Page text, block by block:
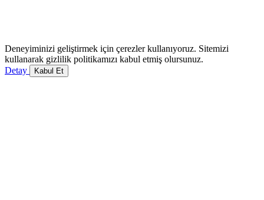
Deneyiminizi geliştirmek için çerezler kullanıyoruz. Sitemizi
kullanarak gizlilik politikamızı kabul etmiş olursunuz.
Detay
Kabul Et